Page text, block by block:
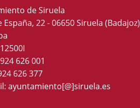
de Siruela
España, 22 - 06650 Siruela (Badajoz)
924 626 001
626 377
ayuntamiento[@]siruela.es